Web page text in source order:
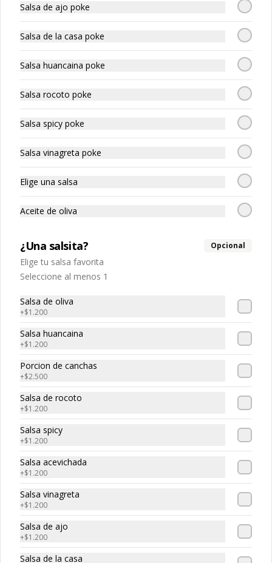
$5.040$7.200
Tempura sake
Salmon tempura, queso crema,
Tako spicy 🌶️
$5.670
Maguro roll
Atun, palta, queso
$5.320$7.600
Edo roll
Camaron, salmon, queso crema
$5.530$7.900
-30%
Smoked roll
Salmon ahumado, queso cream,
cebollin
Salsa de ajo poke
Salsa de la casa poke
Salsa huancaina poke
Salsa rocoto poke
Salsa spicy poke
Salsa vinagreta poke
Elige una salsa
Aceite de oliva
¿Una salsita? Opcional
Elige tu salsa favorita
Seleccione al menos 1
Salsa de oliva
+$1.200
Salsa huancaina
+$1.200
Porcion de canchas
+$2.500
Salsa de rocoto
+$1.200
Salsa spicy
+$1.200
Salsa acevichada
+$1.200
Salsa vinagreta
+$1.200
Salsa de ajo
+$1.200
Salsa de la casa